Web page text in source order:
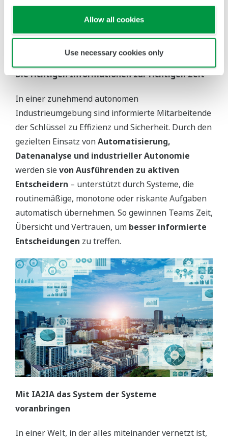
Allow all cookies
Use necessary cookies only
Die richtigen Informationen zur richtigen Zeit
In einer zunehmend autonomen
Industrieumgebung sind informierte Mitarbeitende
der Schlüssel zu Effizienz und Sicherheit. Durch den
gezielten Einsatz vonAutomatisierung,
Datenanalyse und industrieller Autonomie
werden sievon Ausführenden zu aktiven
Entscheidern – unterstützt durch Systeme, die
routinemäßige, monotone oder riskante Aufgaben
automatisch übernehmen. So gewinnen Teams Zeit,
Übersicht und Vertrauen, um besser informierte
Entscheidungen zu treffen.
Mit IA2IA das System der Systeme
voranbringen
In einer Welt, in der alles miteinander vernetzt ist,